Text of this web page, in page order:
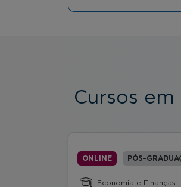
Cursos
ONLINE PÓS-
Economia e Finanças